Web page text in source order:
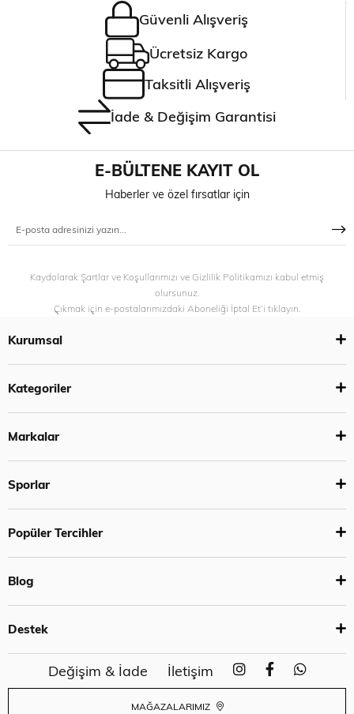
Güvenli Alışveriş
Ücretsiz Kargo
Taksitli Alışveriş
İade & Değişim Garantisi
E-BÜLTENE KAYIT OL
Haberler ve özel fırsatlar için
Kaydolarak Şartlar ve Koşullarımızı ve Gizlilik Politikamızı kabul etmiş
olursunuz.
Çıkmak için e-postalarımızdaki Aboneliği İptal Et’i tıklayın.
Kurumsal
Kategoriler
Markalar
Sporlar
Popüler Tercihler
Blog
Destek
Değişim & İade İletişim
MAĞAZALARIMIZ